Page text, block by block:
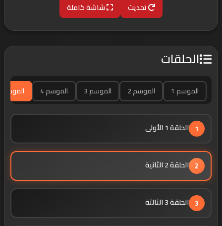
تحديث شاشة كاملة
الحلقات
الموسم 1 الموسم 2 الموسم 3 الموسم 4 الموسم 5
1 الحلقة 1 الأولى
2 الحلقة 2 الثانية
3 الحلقة 3 الثالثة